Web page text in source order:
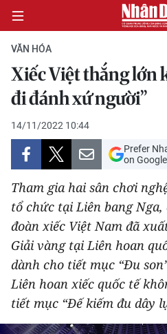
CHÍNH TRỊ
KINH TẾ
VĂN HÓA
XÃ HỘI
PHÁP LUẬT
DU LỊCH
THẾ GIỚI
THỂ THAO
VĂN HÓA
Xiếc Việt thắng lớn
đi đánh xứ người”
14/11/2022 10:44
Prefer
on Google
Tham gia hai sân chơi
tổ chức tại Liên bang Nga,
đoàn xiếc Việt Nam đã
Giải vàng tại Liên hoan
dành cho tiết mục “Đu
Liên hoan xiếc quốc tế
tiết mục “Đế kiếm đu dây